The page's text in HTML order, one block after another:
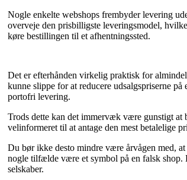
Nogle enkelte webshops frembyder levering
overveje den prisbilligste leveringsmodel,
køre bestillingen til et afhentningssted.
Det er efterhånden virkelig praktisk for
kunne slippe for at reducere udsalgspriserne
portofri levering.
Trods dette kan det immervæk være gunstigt at
velinformeret til at antage den mest betalelige
Du bør ikke desto mindre være årvågen med,
nogle tilfælde være et symbol på en falsk shop.
selskaber.